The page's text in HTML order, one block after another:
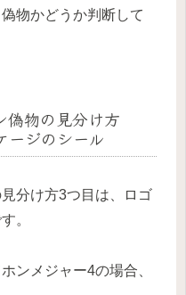
物かどうか判断して
偽物の見分け方
ジのシール
分け方3つ目は、ロゴ
。
ンメジャー4の場合、